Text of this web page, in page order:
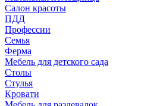
Салон красоты
ПДД
Профессии
Семья
Ферма
Мебель для детского сада
Столы
Cтулья
Кровати